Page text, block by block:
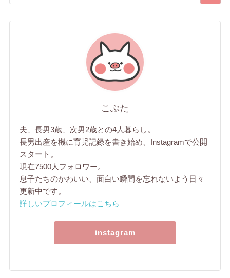
こぶた
夫、長男3歳、次男2歳との4人暮らし。
長男出産を機に育児記録を書き始め、Instagramで公開
スタート。
現在7500人フォロワー。
息子たちのかわいい、面白い瞬間を忘れないよう日々
更新中です。
詳しいプロフィールはこちら
instagram